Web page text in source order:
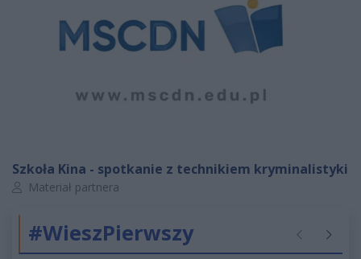
Szkoła Kina - spotkanie z technikiem kryminalistyki
Autor artykułu:
Materiał partnera
#WieszPierwszy Poprzednie